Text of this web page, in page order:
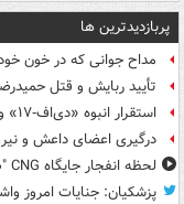
پربازدیدترین ها
مداح جوانی که در خون
تأیید ربایش و قتل
استقرار انبوه «دی‌اف‑۱۷» و پایان عصر پدافند آمریکا +عکس
درگیری اعضای داعش و
لحظه انفجار جایگاه CNG "صحنه" در دوربین مداربسته
پزشکیان: جنایات امروز